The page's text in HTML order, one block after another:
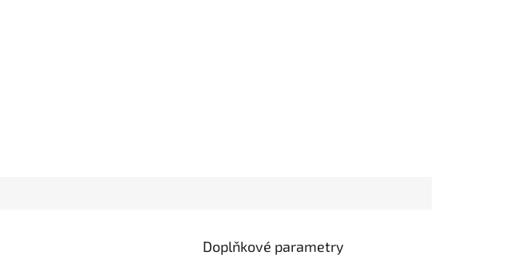
Doplňkové parametry